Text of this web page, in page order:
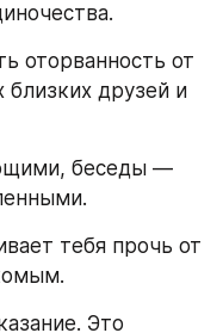
оторванность от
друзей и
беседы —
тебя прочь от
Это